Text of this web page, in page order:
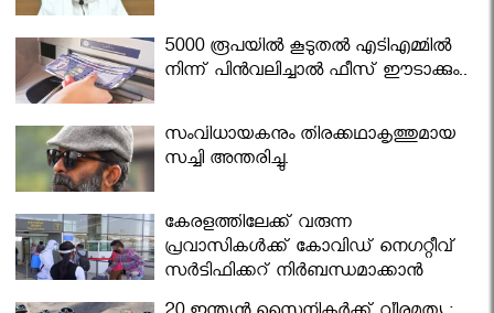
5000 രൂപയിൽ കൂടുതൽ എടിഎമ്മിൽ
നിന്ന് പിൻവലിച്ചാൽ ഫീസ് ഈടാക്കും..
സംവിധായകനും തിരക്കഥാകൃത്തുമായ
സച്ചി അന്തരിച്ചു.
കേരളത്തിലേക്ക് വരുന്ന
പ്രവാസികള്‍ക്ക് കോവിഡ് നെഗറ്റീവ്
സര്‍ട്ടിഫിക്കറ്റ് നിർബന്ധമാക്കാൻ
മന്ത്രിസഭ